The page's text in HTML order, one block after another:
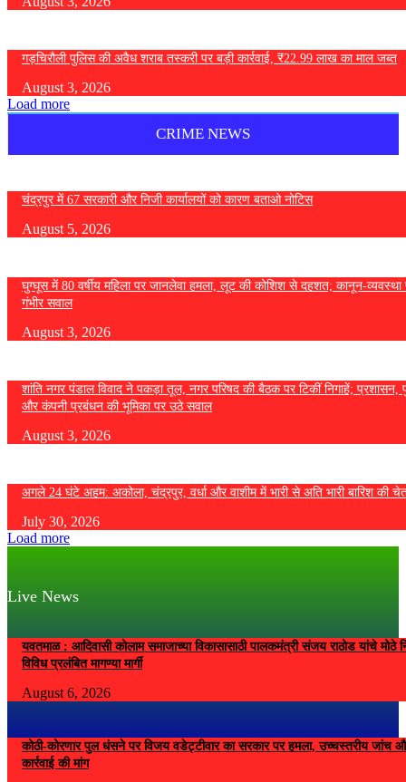
गड़चिरौली पुलिस की अवैध शराब तस्करी पर बड़ी कार्रवाई, ₹22.99 लाख का माल जब्त
August 3, 2026
Load more
CRIME NEWS
चंद्रपुर में 67 सरकारी और निजी कार्यालयों को कारण बताओ नोटिस
August 5, 2026
घुग्घूस में 80 वर्षीय महिला पर जानलेवा हमला, लूट की कोशिश से दहशत; कानून-व्यवस्था
गंभीर सवाल
August 3, 2026
शांति नगर पंडाल विवाद ने पकड़ा तूल, नगर परिषद की बैठक पर टिकीं निगाहें; प्रशासन,
और कंपनी प्रबंधन की भूमिका पर उठे सवाल
August 3, 2026
अगले 24 घंटे अहम: अकोला, चंद्रपुर, वर्धा और वाशीम में भारी से अति भारी बारिश की
July 30, 2026
Load more
Live News
यवतमाळ : आदिवासी कोलाम समाजाच्या विकासासाठी पालकमंत्री संजय राठोड यांचे मोठे
विविध प्रलंबित मागण्या मार्गी
August 6, 2026
कोठी-कोरणार पुल धंसने पर विजय वडेट्टीवार का सरकार पर हमला, उच्चस्तरीय जांच
कार्रवाई की मांग